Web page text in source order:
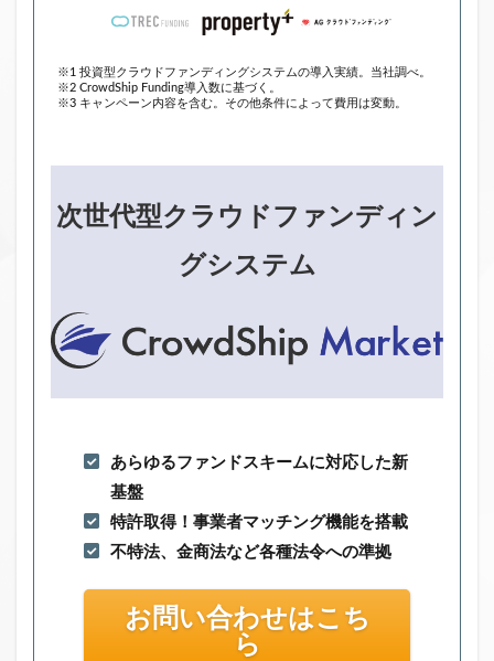
※1 投資型クラウドファンディングシステムの導入実績。当社調べ。
※2 CrowdShip Funding導入数に基づく。
※3 キャンペーン内容を含む。その他条件によって費用は変動。
次世代型クラウドファンディン
グシステム
あらゆるファンドスキームに対応した新
基盤
特許取得！事業者マッチング機能を搭載
不特法、金商法など各種法令への準拠
お問い合わせはこち
ら